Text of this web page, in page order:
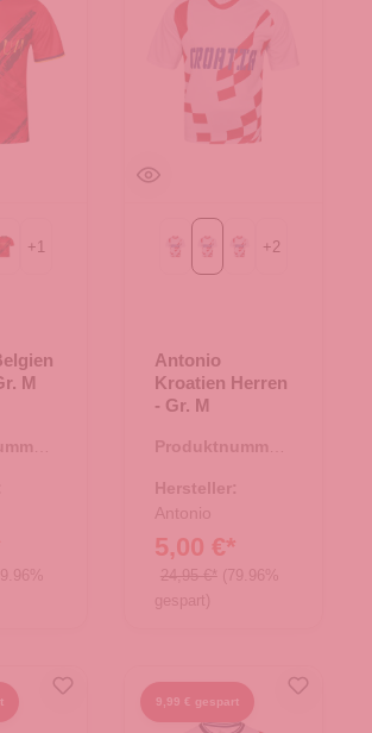
Gr. XL
+ 1
M
Gr. LGr. MGr. S
+2
Antonio
Kroatien Herren
- Gr. M
Produktnummer:
Hersteller:
Antonio
5,00 €*
24,95 €* (79.96%
gespart)
9,99 € gespart